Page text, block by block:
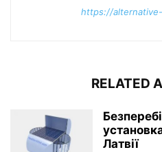
https://
RELATED
Латвії